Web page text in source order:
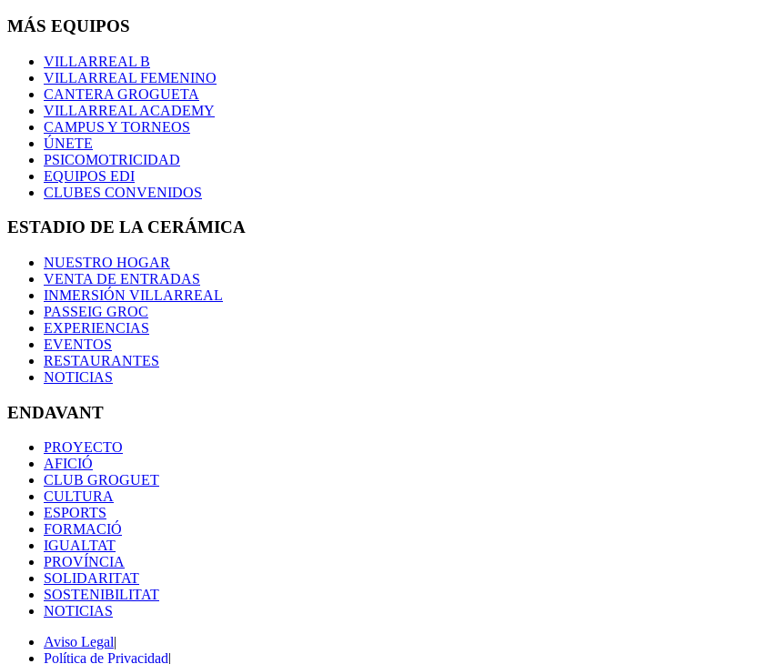
MÁS EQUIPOS
VILLARREAL B
VILLARREAL FEMENINO
CANTERA GROGUETA
VILLARREAL ACADEMY
CAMPUS Y TORNEOS
ÚNETE
PSICOMOTRICIDAD
EQUIPOS EDI
CLUBES CONVENIDOS
ESTADIO DE LA CERÁMICA
NUESTRO HOGAR
VENTA DE ENTRADAS
INMERSIÓN VILLARREAL
PASSEIG GROC
EXPERIENCIAS
EVENTOS
RESTAURANTES
NOTICIAS
ENDAVANT
PROYECTO
AFICIÓ
CLUB GROGUET
CULTURA
ESPORTS
FORMACIÓ
IGUALTAT
PROVÍNCIA
SOLIDARITAT
SOSTENIBILITAT
NOTICIAS
Aviso Legal|
Política de Privacidad|